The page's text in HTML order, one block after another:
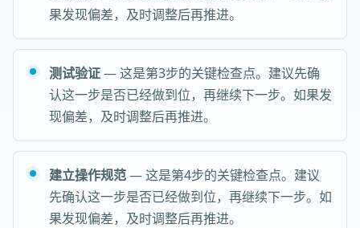
果发现偏差，及时调整后再推进。
测试验证— 这是第3步的关键检查点。建议先确
认这一步是否已经做到位，再继续下一步。如果发
现偏差，及时调整后再推进。
建立操作规范— 这是第4步的关键检查点。建议
先确认这一步是否已经做到位，再继续下一步。如
果发现偏差，及时调整后再推进。